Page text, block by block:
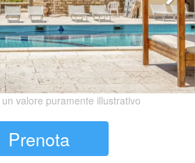
valore puramente illustrativo
Prenota